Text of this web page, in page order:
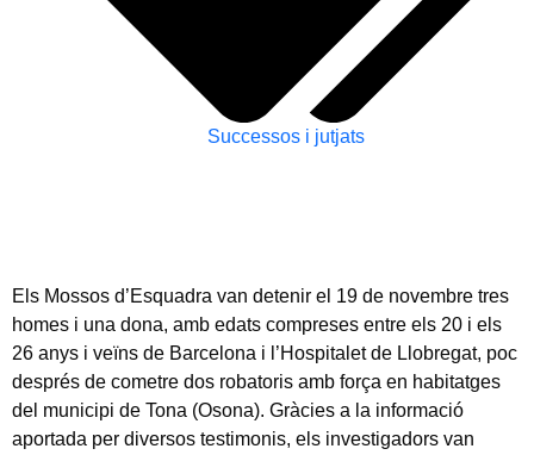
Successos i jutjats
Els Mossos d’Esquadra van detenir el 19 de novembre tres
homes i una dona, amb edats compreses entre els 20 i els
26 anys i veïns de Barcelona i l’Hospitalet de Llobregat, poc
després de cometre dos robatoris amb força en habitatges
del municipi de Tona (Osona). Gràcies a la informació
aportada per diversos testimonis, els investigadors van